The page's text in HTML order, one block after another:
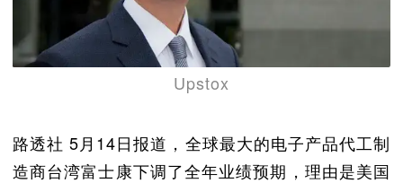
Upstox
路透社 5月14日报道，全球最大的电子产品代工制
造商台湾富士康下调了全年业绩预期，理由是美国